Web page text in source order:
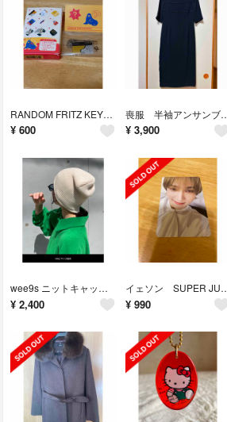
RANDOM FRITZ KEYRING 韓国
¥ 600
喪服 半袖アンサン
¥ 3,900
wee9s ニットキャップ アイボリー L
¥ 2,400
イェソン SUPER
¥ 990